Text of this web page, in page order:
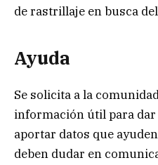
de rastrillaje en busca
Ayuda
Se solicita a la
información útil para dar
aportar datos que
deben dudar en